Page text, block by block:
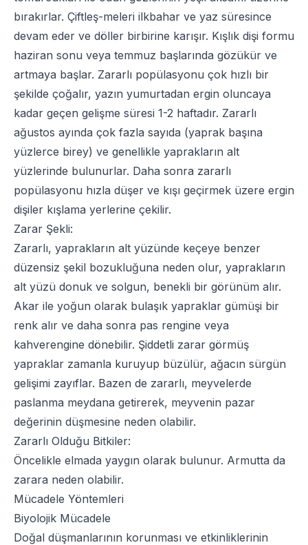
bırakırlar. Çiftleş-meleri ilkbahar ve yaz süresince
devam eder ve döller birbirine karışır. Kışlık dişi formu
haziran sonu veya temmuz başlarında gözükür ve
artmaya başlar. Zararlı popülasyonu çok hızlı bir
şekilde çoğalır, yazın yumurtadan ergin oluncaya
kadar geçen gelişme süresi 1-2 haftadır. Zararlı
ağustos ayında çok fazla sayıda (yaprak başına
yüzlerce birey) ve genellikle yaprakların alt
yüzlerinde bulunurlar. Daha sonra zararlı
popülasyonu hızla düşer ve kışı geçirmek üzere ergin
dişiler kışlama yerlerine çekilir.
Zarar Şekli:
Zararlı, yaprakların alt yüzünde keçeye benzer
düzensiz şekil bozukluğuna neden olur, yaprakların
alt yüzü donuk ve solgun, benekli bir görünüm alır.
Akar ile yoğun olarak bulaşık yapraklar gümüşi bir
renk alır ve daha sonra pas rengine veya
kahverengine dönebilir. Şiddetli zarar görmüş
yapraklar zamanla kuruyup büzülür, ağacın sürgün
gelişimi zayıflar. Bazen de zararlı, meyvelerde
paslanma meydana getirerek, meyvenin pazar
değerinin düşmesine neden olabilir.
Zararlı Olduğu Bitkiler:
Öncelikle elmada yaygın olarak bulunur. Armutta da
zarara neden olabilir.
Mücadele Yöntemleri
Biyolojik Mücadele
Doğal düşmanlarının korunması ve etkinliklerinin